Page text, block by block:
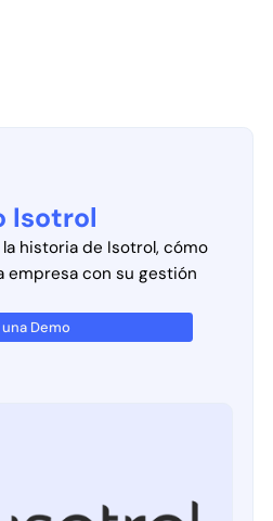
Isotrol
historia de Isotrol, cómo
empresa con su gestión
Demo